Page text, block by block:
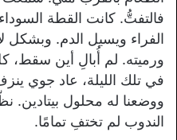
فالتفتُّ. كانت القطة
الفراء ويسيل الدم. وبشكل
ورميته. لم أُبالِ أين سقط،
في تلك الليلة، عاد جوي
ووضعنا له محلول بيتادين.
الندوب لم تختفِ تمامًا.